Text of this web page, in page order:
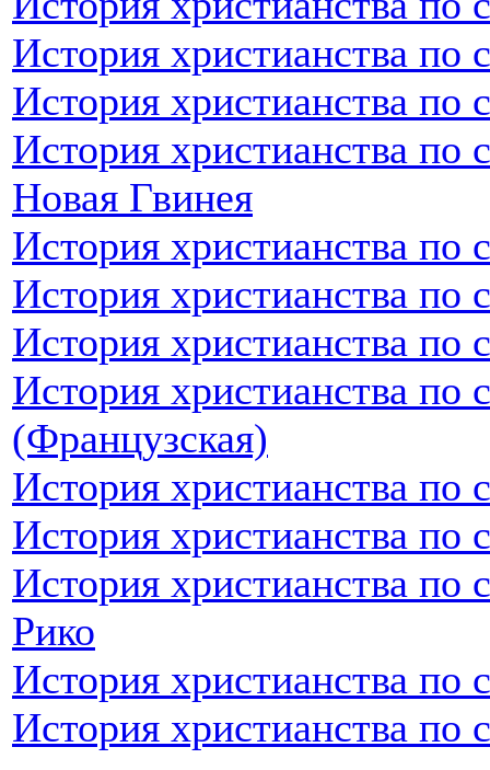
История христианства по
История христианства
История христианства по
Новая Гвинея
История христианства по
История христианства по
История христианства по
История христианства по
(Французская)
История христианства
История христианства по
История христианства по
Рико
История христианства
История христианства по